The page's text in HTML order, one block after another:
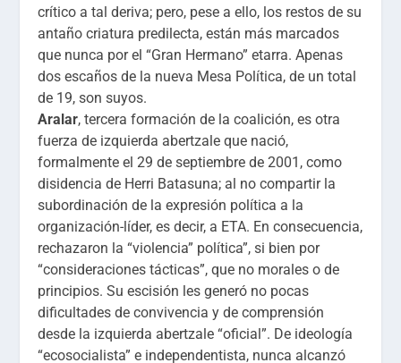
crítico a tal deriva; pero, pese a ello, los restos de su
antaño criatura predilecta, están más marcados
que nunca por el “Gran Hermano” etarra. Apenas
dos escaños de la nueva Mesa Política, de un total
de 19, son suyos.
Aralar, tercera formación de la coalición, es otra
fuerza de izquierda abertzale que nació,
formalmente el 29 de septiembre de 2001, como
disidencia de Herri Batasuna; al no compartir la
subordinación de la expresión política a la
organización-líder, es decir, a ETA. En consecuencia,
rechazaron la “violencia” política”, si bien por
“consideraciones tácticas”, que no morales o de
principios. Su escisión les generó no pocas
dificultades de convivencia y de comprensión
desde la izquierda abertzale “oficial”. De ideología
“ecosocialista” e independentista, nunca alcanzó